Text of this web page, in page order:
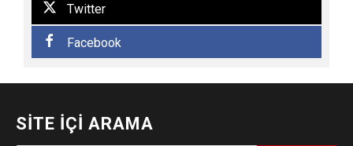
Twitter
Facebook
SITE İÇI ARAMA